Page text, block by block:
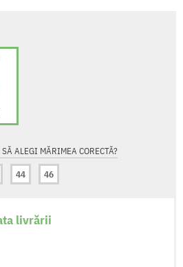
SĂ ALEGI MĂRIMEA CORECTĂ?
44 46
livrării